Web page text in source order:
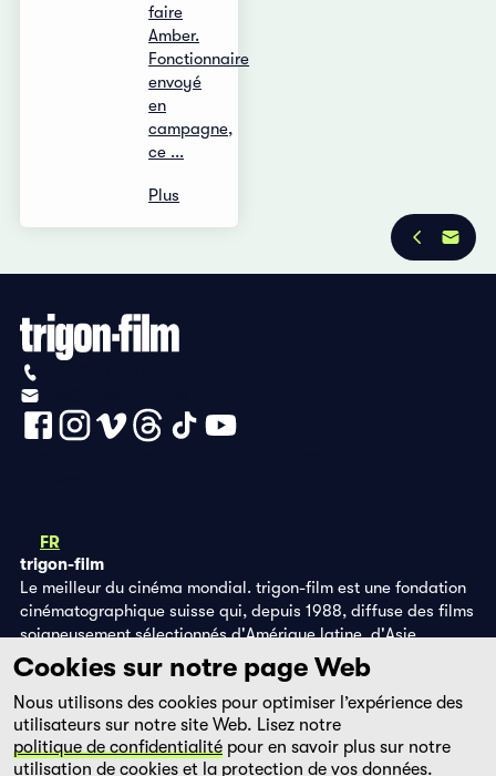
faire
Amber.
Fonctionnaire
envoyé
en
campagne,
ce ...
Plus
FR
trigon-film
Le meilleur du cinéma mondial. trigon-film est une fondation
cinématographique suisse qui, depuis 1988, diffuse des films
soigneusement sélectionnés d'Amérique latine, d'Asie,
d'Afrique et d'Europe de l'Est, dans les salles de cinéma,
grâce à ses propres éditions DVD et sur la plateforme de
streaming filmingo.
Cookies sur notre page Web
Nous utilisons des cookies pour optimiser l’expérience des
utilisateurs sur notre site Web. Lisez notre
politique de confidentialité pour en savoir plus sur notre
utilisation de cookies et la protection de vos données.